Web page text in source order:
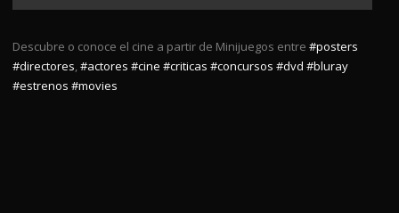
Descubre o conoce el cine a partir de Minijuegos entre #posters
#directores,#actores #cine #criticas #concursos #dvd #bluray
#estrenos #movies